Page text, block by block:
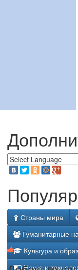
Страны мира
Гуманитарные
Культура и
Наука и